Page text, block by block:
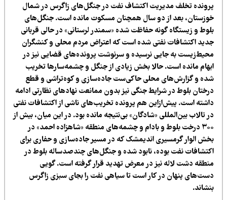
تخلف مدیریت اکتشاف نفت در جنگل‌های زاگرس در شمال
بعد از دو سال همچنان مسکوت مانده است. جنگل‌های
و زیستگاه گونه حفاظت شده «سمندر لرستانی» در حالی قربانی
اکتشافات نفتی شده است که اعتراض مردم محلی و کنشگران
به جایی نرسیده و سرنوشت پرونده‌های قضایی نیز در
مانده است. حالا بخش زیادی از جنگل و چشمه‌سارها تخریب
و گزارش‌های محلی حاکی‌ست جاده‌سازی و کوه‌تراشی و قطع
بلوط در شرایط جنگی نیز بدون ممانعت نهادهای نظارتی ادامه
است. پیش‌ازاین هم پرونده تخریب‌های ناشی از اکتشافات نفتی
تالاب بین‌المللی «شادگان» بی‌نتیجه مانده بود. در این میان، بیش از
۳۰۰ درخت بلوط و بادام و چشمه‌های منطقه «شاهزاده احمد» در
الوار گرمسیری اندیمشک که در مسیر جاده‌سازی و حفاری برای
نفت بوده، نابود شده و جنگل‌های چندصدساله بلوط در
دشت لاله نیز در معرض تهدید قرار گرفته است. گویی
پنهان در کار است تا سیاهی نفت را بجای سبزی زاگرس